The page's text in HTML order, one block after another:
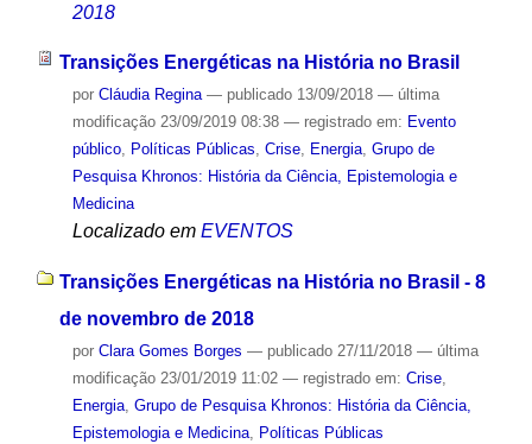
2018
Transições Energéticas na História no Brasil
por Cláudia Regina — publicado13/09/2018 — última
modificação23/09/2019 08:38 — registrado em: Evento
público, Políticas Públicas, Crise, Energia, Grupo de
Pesquisa Khronos: História da Ciência, Epistemologia e
Medicina
Localizado em EVENTOS
Transições Energéticas na História no Brasil - 8
de novembro de 2018
por Clara Gomes Borges — publicado27/11/2018 — última
modificação23/01/2019 11:02 — registrado em: Crise,
Energia, Grupo de Pesquisa Khronos: História da Ciência,
Epistemologia e Medicina, Políticas Públicas